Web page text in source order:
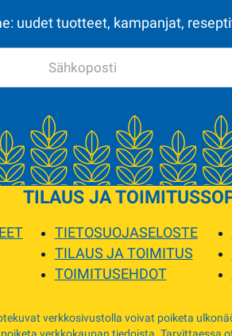
uudet tuotteet, kampanjat,
TILAUS JA TOIMITUS
TIETOSUOJASELOSTE
TILAUS JA TOIMITUS
TOIMITUSEHDOT
verkkosivustolla voivat poiketa
verkkokaupan tiedoista.